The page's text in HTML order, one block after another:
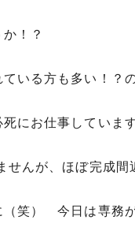
！？
いる方も多い！？
にお仕事していま
んが、ほぼ完成間
（笑） 今日は専務